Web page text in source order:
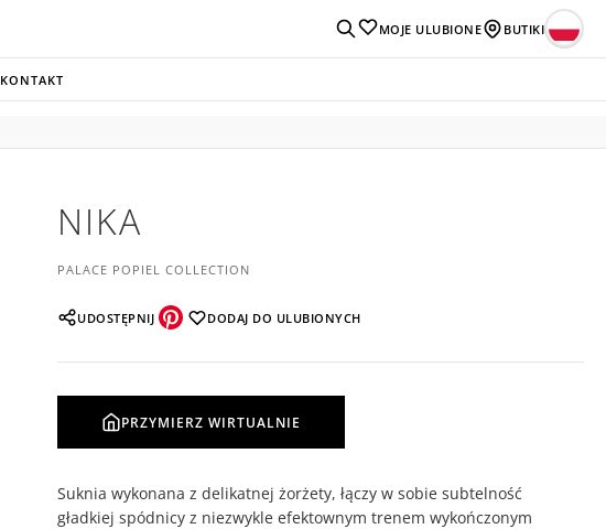
MOJE ULUBIONE BUTIKI
KONTAKT
NIKA
PALACE POPIEL COLLECTION
UDOSTĘPNIJ DODAJ DO ULUBIONYCH
PRZYMIERZ WIRTUALNIE
Suknia wykonana z delikatnej żorżety, łączy w sobie subtelność
gładkiej spódnicy z niezwykle efektownym trenem wykończonym